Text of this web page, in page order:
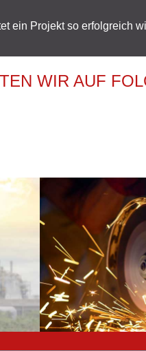
ein Projekt so erfolgreich
WIR AUF